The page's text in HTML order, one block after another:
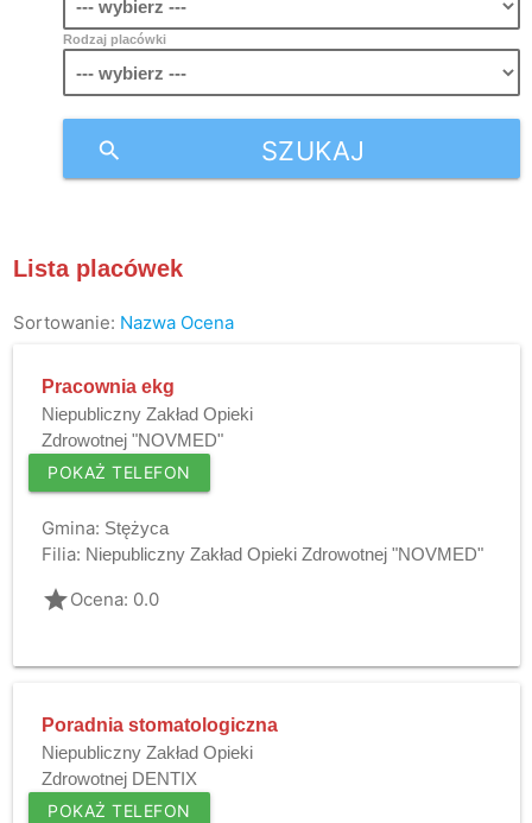
Rodzaj placówki
SZUKAJ
search
Lista placówek
Sortowanie: Nazwa Ocena
Pracownia ekg
Niepubliczny Zakład Opieki
Zdrowotnej "NOVMED"
POKAŻ TELEFON
Gmina: Stężyca
Filia: Niepubliczny Zakład Opieki Zdrowotnej "NOVMED"
gradeOcena: 0.0
Poradnia stomatologiczna
Niepubliczny Zakład Opieki
Zdrowotnej DENTIX
POKAŻ TELEFON